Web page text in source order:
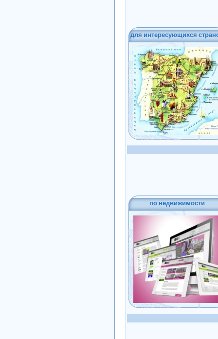
для интересующихся
по недвижимости